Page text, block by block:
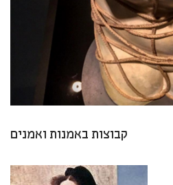
קבוצות באמנות ואמנים